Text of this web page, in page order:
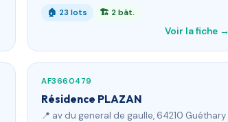
🏠 23 lots 🏗 2 bât.
Voir la fiche →
AF3660479
Résidence PLAZAN
📍 av du general de gaulle, 64210 Guéthary